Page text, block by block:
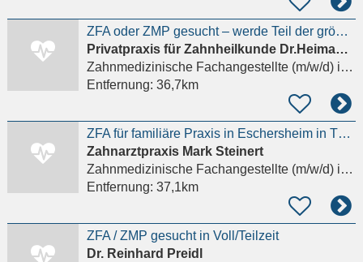
ZFA oder ZMP gesucht – werde Teil der größten Privatzahnarztpraxis Frankfurts
Privatpraxis für Zahnheilkunde Dr.Heimann & Dr. Winzen & Dr. Alp
Zahnmedizinische Fachangestellte (m/w/d)in Frankfurt am Main
Entfernung: 36,7km
ZFA für familiäre Praxis in Eschersheim in TZ ab sofort gesucht
Zahnarztpraxis Mark Steinert
Zahnmedizinische Fachangestellte (m/w/d)in Frankfurt am Main
Entfernung: 37,1km
ZFA / ZMP gesucht in Voll/Teilzeit
Dr. Reinhard Preidl